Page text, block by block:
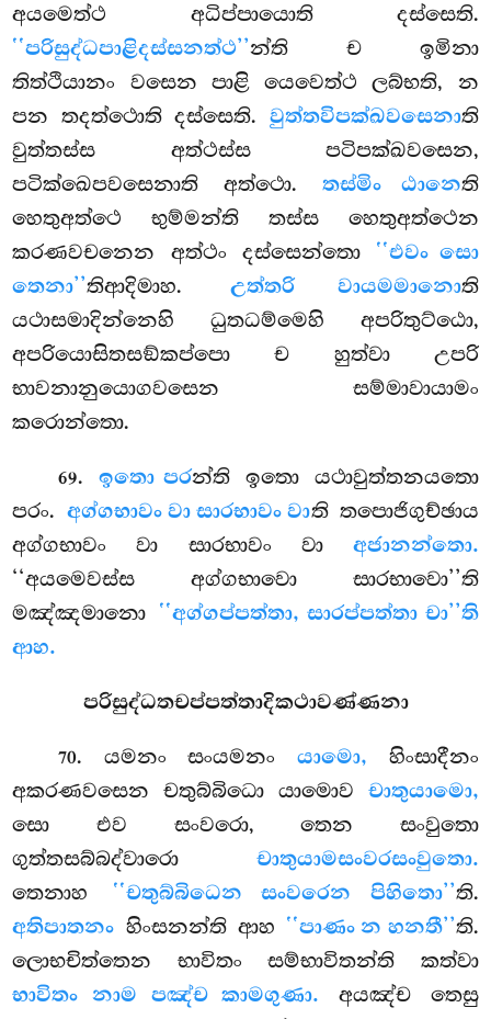
අයමෙත්ථ අධිප්පායොති දස්සෙති.
‘‘පරිසුද්ධපාළිදස්සනත්ථ’’න්ති ච ඉමිනා
තිත්ථියානං වසෙන පාළි යෙවෙත්ථ ලබ්භති, න
පන තදත්ථොති දස්සෙති. වුත්තවිපක්ඛවසෙනාති
වුත්තස්ස අත්ථස්ස පටිපක්ඛවසෙන,
පටික්ඛෙපවසෙනාති අත්ථො. තස්මිං ඨානෙති
හෙතුඅත්ථෙ භුම්මන්ති තස්ස හෙතුඅත්ථෙන
කරණවචනෙන අත්ථං දස්සෙන්තො ‘‘එවං සො
තෙනා’’තිආදිමාහ. උත්තරි වායමමානොති
යථාසමාදින්නෙහි ධුතධම්මෙහි අපරිතුට්ඨො,
අපරියොසිතසඞ්කප්පො ච හුත්වා උපරි
භාවනානුයොගවසෙන සම්මාවායාමං
කරොන්තො.
69. ඉතො පරන්ති ඉතො යථාවුත්තනයතො
පරං. අග්ගභාවං වා සාරභාවං වාති තපොජිගුච්ඡාය
අග්ගභාවං වා සාරභාවං වා අජානන්තො.
‘‘අයමෙවස්ස අග්ගභාවො සාරභාවො’’ති
මඤ්ඤමානො ‘‘අග්ගප්පත්තා, සාරප්පත්තා චා’’ති
ආහ.
පරිසුද්ධතචප්පත්තාදිකථාවණ්ණනා
70. යමනංසංයමනංයාමො, හිංසාදීනං
අකරණවසෙන චතුබ්බිධො යාමොව චාතුයාමො,
සො එව සංවරො, තෙන සංවුතො
ගුත්තසබ්බද්වාරො චාතුයාමසංවරසංවුතො.
තෙනාහ ‘‘චතුබ්බිධෙන සංවරෙන පිහිතො’’ති.
අතිපාතනං හිංසනන්ති ආහ ‘‘පාණං න හනතී’’ති.
ලොභචිත්තෙන භාවිතං සම්භාවිතන්ති කත්වා
භාවිතං නාම පඤ්ච කාමගුණා. අයඤ්ච තෙසු